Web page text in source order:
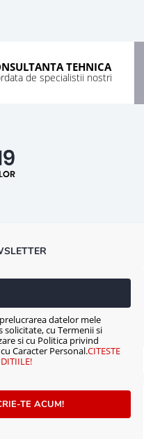
TEHNICA
de specialistii nostri
datelor mele
solicitate, cu Termenii si
si cu Politica privind
Caracter Personal.CITESTE
TE ACUM!